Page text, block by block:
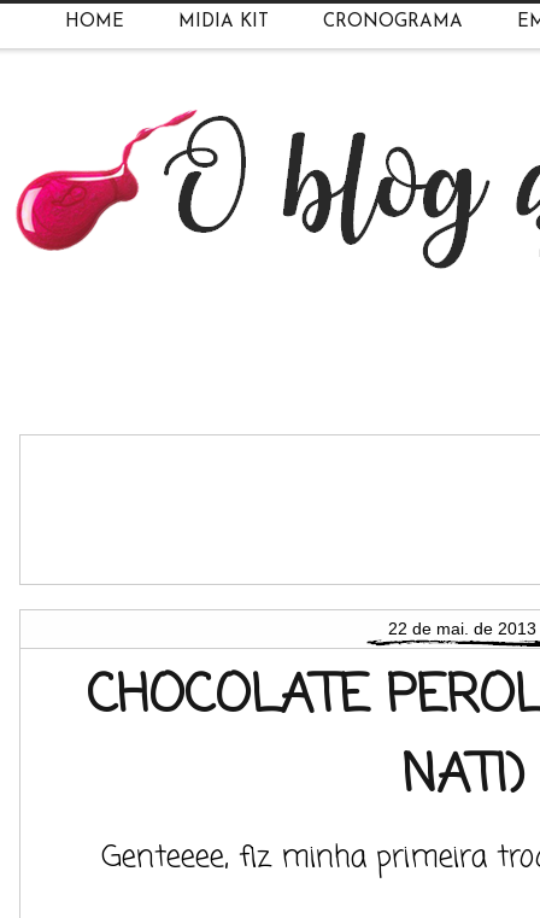
HOME MIDIA KIT CRONOGRAMA
22 de mai. de 2013
CHOCOLATE
NATI)
Genteeee, fiz minha primeira